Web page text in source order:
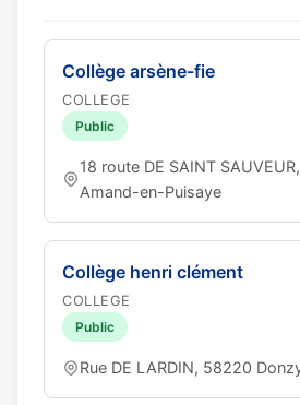
Collège arsène-fie
COLLEGE
Public
18 route DE SAINT
Amand-en-Puisaye
Collège henri clément
COLLEGE
Public
Rue DE LARDIN, 58220